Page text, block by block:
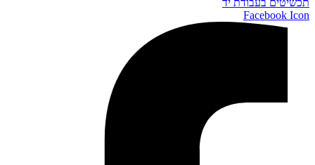
תכשיטים בעבודת יד
Facebook Icon